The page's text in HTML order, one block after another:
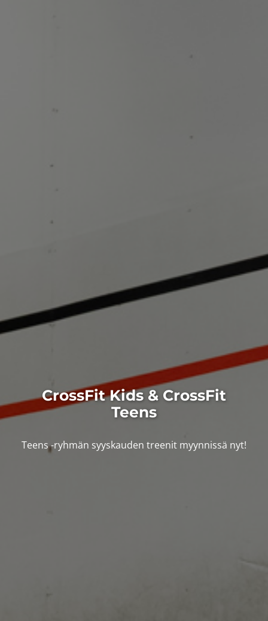
CrossFit Kids & CrossFit
Teens
Teens -ryhmän syyskauden treenit myynnissä nyt!